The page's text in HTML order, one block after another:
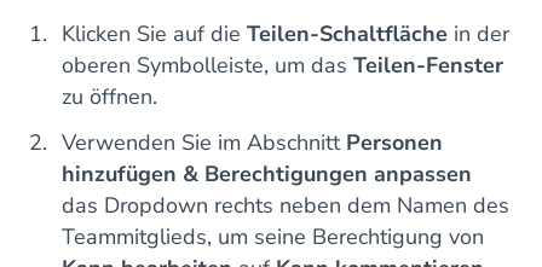
Klicken Sie auf die Teilen-Schaltfläche in der
oberen Symbolleiste, um das Teilen-Fenster
zu öffnen.
Verwenden Sie im Abschnitt Personen
hinzufügen & Berechtigungen anpassen
das Dropdown rechts neben dem Namen des
Teammitglieds, um seine Berechtigung von